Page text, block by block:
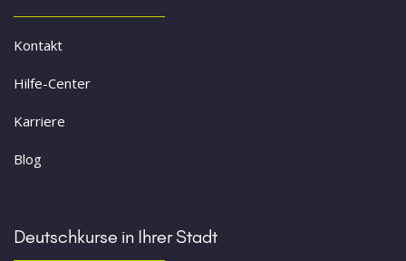
Kontakt
Hilfe-Center
Karriere
Blog
Deutschkurse in Ihrer Stadt